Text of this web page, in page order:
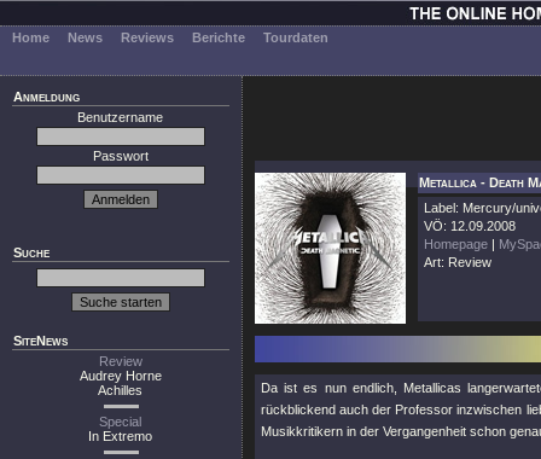
Home News Reviews Berichte Tourdaten
Anmeldung
Benutzername
Passwort
Suche
SiteNews
Review
Audrey Horne
Achilles
Special
In Extremo
Metallica - Death
Label: Mercury/
VÖ: 12.09.2008
Homepage |
Art: Review
Da ist es nun endlich, Metallicas
rückblickend auch der Professor inzwischen
Musikkritikern in der Vergangenheit schon